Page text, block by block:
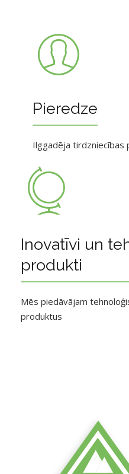
Pieredze
Ilggadēja
Inovatīvi un
produkti
Mēs piedāvājam
produktus